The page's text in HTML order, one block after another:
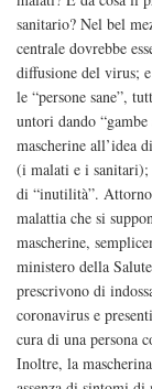
sanitario? Nel bel
centrale dovrebbe
diffusione del virus;
le “persone sane”,
untori dando
mascherine all’idea
(i malati e i sanitari);
di “inutilità”.
malattia che si
mascherine,
ministero della
prescrivono di
coronavirus e
cura di una persona
Inoltre, la